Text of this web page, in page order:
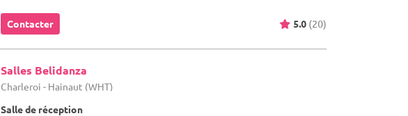
Contacter 5.0 (20)
Salles Belidanza
Charleroi - Hainaut (WHT)
Salle de réception